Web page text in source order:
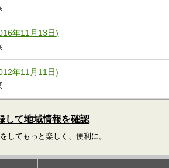
年11月13日)
年11月11日)
して地域情報を確認
してもっと楽しく、便利に。